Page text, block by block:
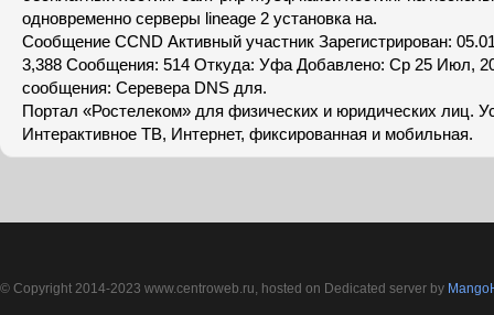
одновременно серверы lineage 2 установка на.
Сообщение CCND Активный участник Зарегистрирован:
3,388 Сообщения: 514 Откуда: Уфа Добавлено: Ср 25 Июл,
сообщения: Серевера DNS для.
Портал «Ростелеком» для физических и юридических лиц.
Интерактивное ТВ, Интернет, фиксированная и мобильная.
© Copyright 2014-2023 www.centroweb.ru, hosted on Dedicated server by